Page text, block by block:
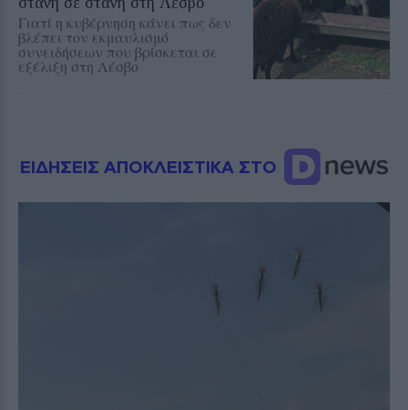
Γιατί η κυβέρνηση κάνει πως δεν
βλέπει τον εκμαυλισμό
συνειδήσεων που βρίσκεται σε
εξέλιξη στη Λέσβο
ΕΙΔΗΣΕΙΣ ΑΠΟΚΛΕΙΣΤΙΚΑ ΣΤΟ